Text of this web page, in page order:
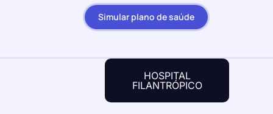
Simular plano de saúde
HOSPITAL
FILANTRÓPICO